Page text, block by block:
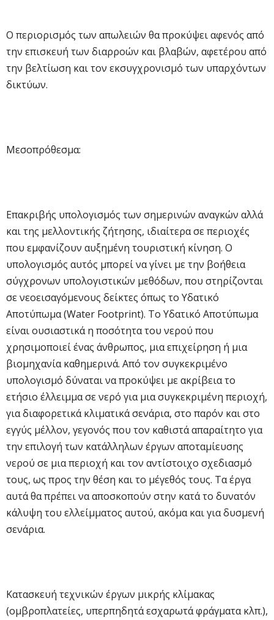
Ο περιορισμός των απωλειών θα προκύψει αφενός από
την επισκευή των διαρροών και βλαβών, αφετέρου από
την βελτίωση και τον εκσυγχρονισμό των υπαρχόντων
δικτύων.
Μεσοπρόθεσμα:
Επακριβής υπολογισμός των σημερινών αναγκών αλλά
και της μελλοντικής ζήτησης, ιδιαίτερα σε περιοχές
που εμφανίζουν αυξημένη τουριστική κίνηση. Ο
υπολογισμός αυτός μπορεί να γίνει με την βοήθεια
σύγχρονων υπολογιστικών μεθόδων, που στηρίζονται
σε νεοεισαγόμενους δείκτες όπως το Υδατικό
Αποτύπωμα (Water Footprint). Το Υδατικό Αποτύπωμα
είναι ουσιαστικά η ποσότητα του νερού που
χρησιμοποιεί ένας άνθρωπος, μια επιχείρηση ή μια
βιομηχανία καθημερινά. Από τον συγκεκριμένο
υπολογισμό δύναται να προκύψει με ακρίβεια το
ετήσιο έλλειμμα σε νερό για μια συγκεκριμένη περιοχή,
για διαφορετικά κλιματικά σενάρια, στο παρόν και στο
εγγύς μέλλον, γεγονός που τον καθιστά απαραίτητο για
την επιλογή των κατάλληλων έργων αποταμίευσης
νερού σε μια περιοχή και τον αντίστοιχο σχεδιασμό
τους, ως προς την θέση και το μέγεθός τους. Τα έργα
αυτά θα πρέπει να αποσκοπούν στην κατά το δυνατόν
κάλυψη του ελλείμματος αυτού, ακόμα και για δυσμενή
σενάρια.
Κατασκευή τεχνικών έργων μικρής κλίμακας
(ομβροπλατείες, υπερπηδητά εσχαρωτά φράγματα κλπ.),